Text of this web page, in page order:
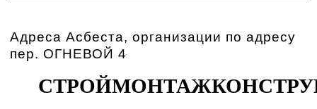
Адреса Асбеста, организации по адресу
пер. ОГНЕВОЙ 4